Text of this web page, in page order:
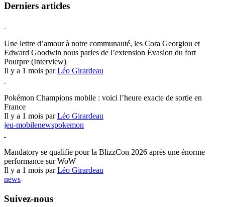
Derniers articles
Une lettre d’amour à notre communauté, les Cora Georgiou et
Edward Goodwin nous parles de l’extension Évasion du fort
Pourpre (Interview)
Il y a 1 mois parLéo Girardeau
Pokémon Champions mobile : voici l’heure exacte de sortie en
France
Il y a 1 mois parLéo Girardeau
jeu-mobilenewspokemon
Mandatory se qualifie pour la BlizzCon 2026 après une énorme
performance sur WoW
Il y a 1 mois parLéo Girardeau
news
Suivez-nous